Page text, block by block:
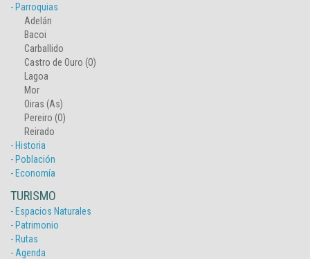
- Parroquias
Adelán
Bacoi
Carballido
Castro de Ouro (O)
Lagoa
Mor
Oiras (As)
Pereiro (O)
Reirado
- Historia
- Población
- Economía
TURISMO
- Espacios Naturales
- Patrimonio
- Rutas
- Agenda